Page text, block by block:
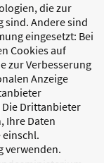
die zur
sind. Andere sind
eingesetzt: Bei
Cookies auf
zur Verbesserung
Anzeige
Drittanbieter
Ihre Daten
verwenden.